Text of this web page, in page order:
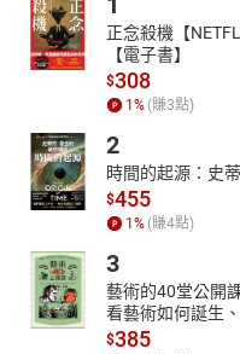
正念殺機【
【電子書】
$308
1 % (賺3點)
2
時間的起源：史
$455
1 % (賺4點)
3
藝術的40堂公開
看藝術如何誕生
$385